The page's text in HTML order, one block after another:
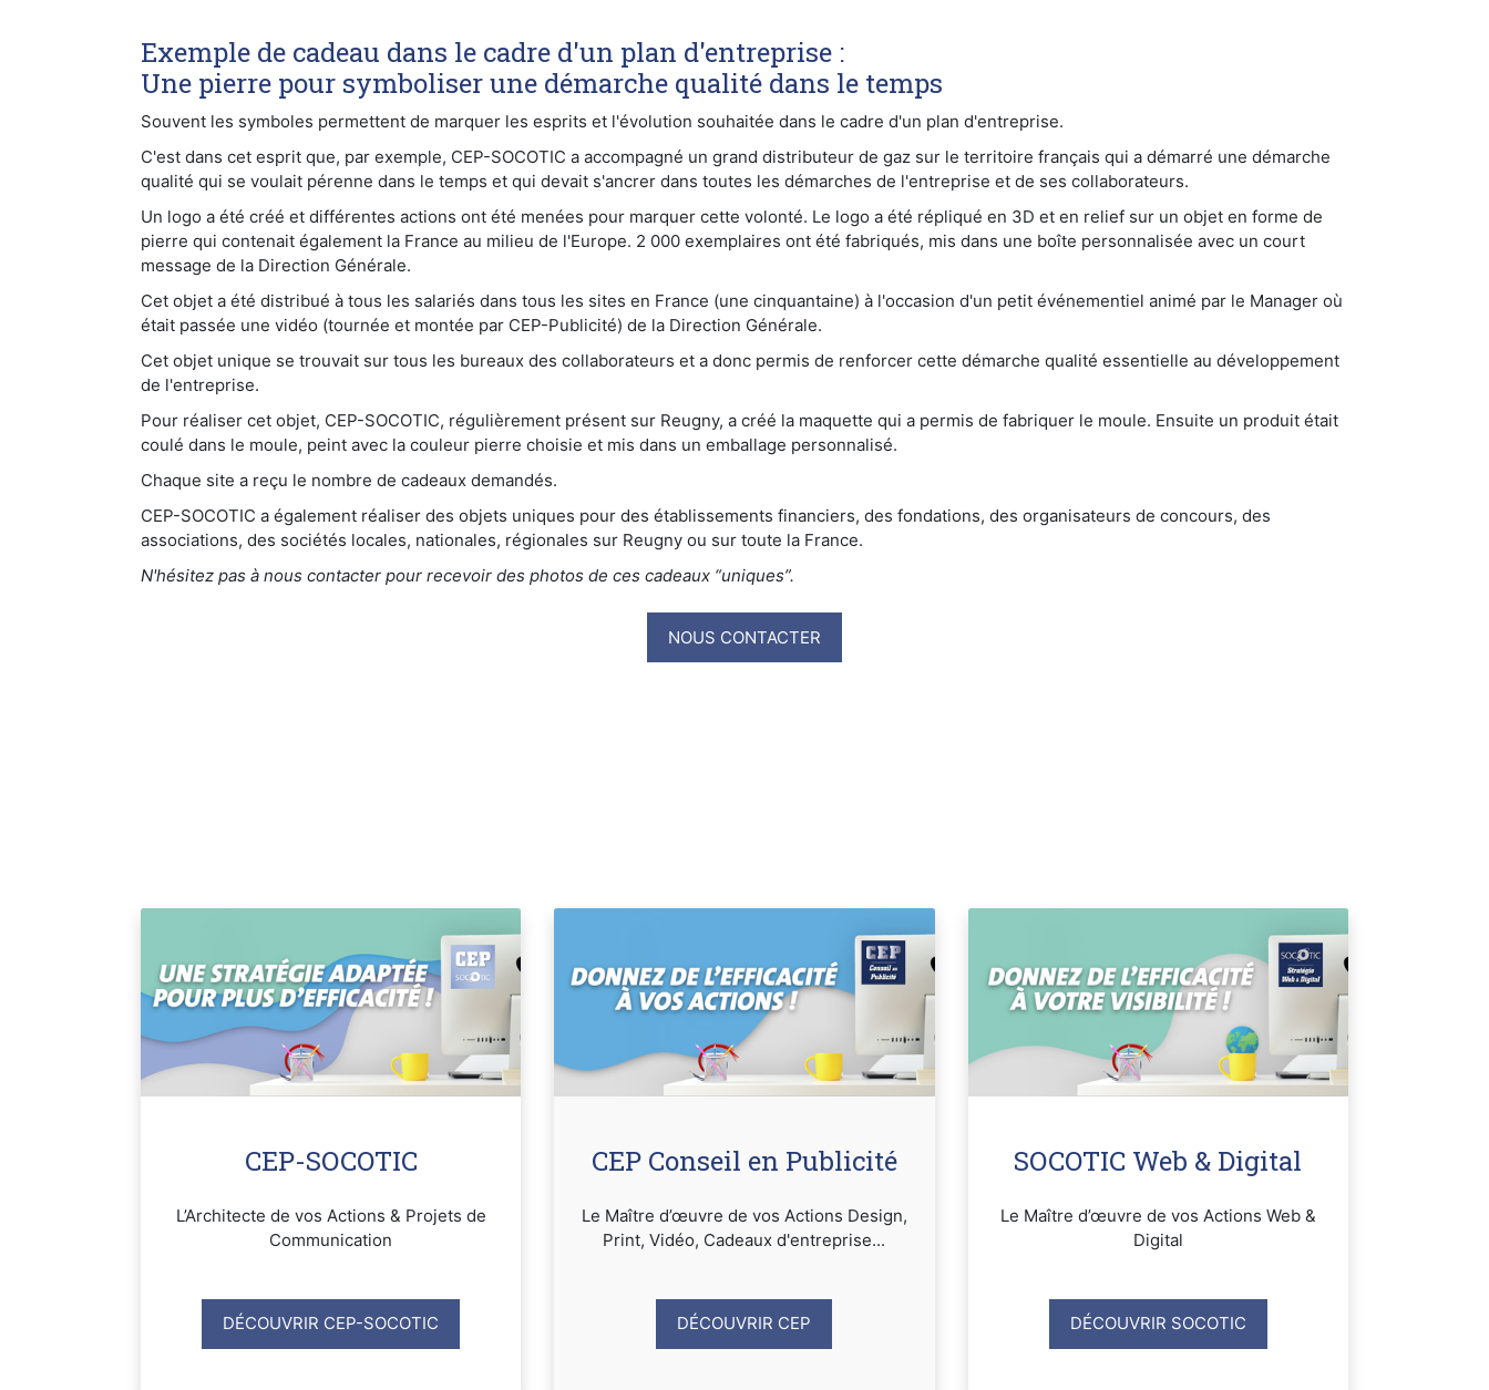
Exemple de cadeau dans le cadre d'un plan d'entreprise :
Une pierre pour symboliser une démarche qualité dans le temps
Souvent les symboles permettent de marquer les esprits et l'évolution souhaitée dans le cadre d'un plan d'entreprise.
C'est dans cet esprit que, par exemple, CEP-SOCOTIC a accompagné un grand distributeur de gaz sur le territoire français qui a démarré une démarche
qualité qui se voulait pérenne dans le temps et qui devait s'ancrer dans toutes les démarches de l'entreprise et de ses collaborateurs.
Un logo a été créé et différentes actions ont été menées pour marquer cette volonté. Le logo a été répliqué en 3D et en relief sur un objet en forme de
pierre qui contenait également la France au milieu de l'Europe. 2 000 exemplaires ont été fabriqués, mis dans une boîte personnalisée avec un court
message de la Direction Générale.
Cet objet a été distribué à tous les salariés dans tous les sites en France (une cinquantaine) à l'occasion d'un petit événementiel animé par le Manager où
était passée une vidéo (tournée et montée par CEP-Publicité) de la Direction Générale.
Cet objet unique se trouvait sur tous les bureaux des collaborateurs et a donc permis de renforcer cette démarche qualité essentielle au développement
de l'entreprise.
Pour réaliser cet objet, CEP-SOCOTIC, régulièrement présent sur Reugny, a créé la maquette qui a permis de fabriquer le moule. Ensuite un produit était
coulé dans le moule, peint avec la couleur pierre choisie et mis dans un emballage personnalisé.
Chaque site a reçu le nombre de cadeaux demandés.
CEP-SOCOTIC a également réaliser des objets uniques pour des établissements financiers, des fondations, des organisateurs de concours, des
associations, des sociétés locales, nationales, régionales sur Reugny ou sur toute la France.
N'hésitez pas à nous contacter pour recevoir des photos de ces cadeaux “uniques”.
NOUS CONTACTER
CEP-SOCOTIC
L’Architecte de vos Actions & Projets de
Communication
DÉCOUVRIR CEP-SOCOTIC
CEP Conseil en Publicité
Le Maître d’œuvre de vos Actions Design,
Print, Vidéo, Cadeaux d'entreprise...
DÉCOUVRIR CEP
SOCOTIC Web & Digital
Le Maître d’œuvre de vos Actions Web &
Digital
DÉCOUVRIR SOCOTIC